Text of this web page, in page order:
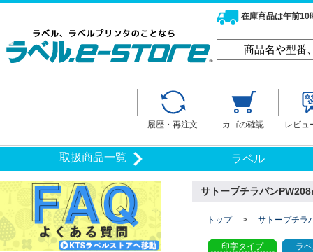
在庫商品は午前10
履歴・再注文 カゴの確認 レビュ
取扱商品一覧 ラベル
サトープチラパン